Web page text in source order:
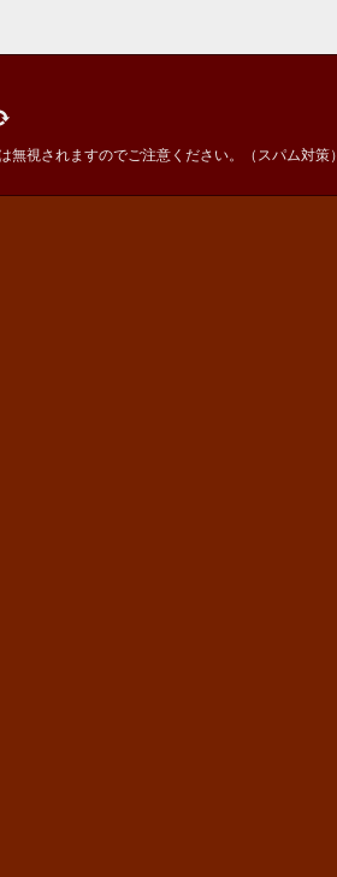
無視されますのでご注意ください。（スパム対策）